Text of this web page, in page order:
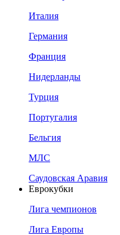
Италия
Германия
Франция
Нидерланды
Турция
Португалия
Бельгия
МЛС
Саудовская Аравия
Еврокубки
Лига чемпионов
Лига Европы